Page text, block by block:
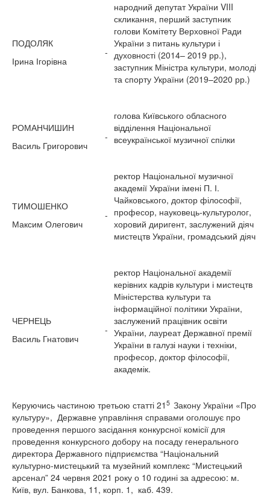
ПОДОЛЯК
Ірина Ігорівна
-
народний депутат України VIII
скликання, перший заступник
голови Комітету Верховної Ради
України з питань культури і
духовності (2014– 2019 рр.),
заступник Міністра культури, молоді
та спорту України (2019–2020 рр.)
РОМАНЧИШИН
Василь Григорович
-
голова Київського обласного
відділення Національної
всеукраїнської музичної спілки
ТИМОШЕНКО
Максим Олегович
-
ректор Національної музичної
академії України імені П. І.
Чайковського, доктор філософії,
професор, науковець-культуролог,
хоровий диригент, заслужений діяч
мистецтв України, громадський діяч
ЧЕРНЕЦЬ
Василь Гнатович
-
ректор Національної академії
керівних кадрів культури і мистецтв
Міністерства культури та
інформаційної політики України,
заслужений працівник освіти
України, лауреат Державної премії
України в галузі науки і техніки,
професор, доктор філософії,
академік.
Керуючись частиною третьою статті 21 5 Закону України «Про
культуру», Державне управління справами оголошує про
проведення першого засідання конкурсної комісії для
проведення конкурсного добору на посаду генерального
директора Державного підприємства “Національний
культурно-мистецький та музейний комплекс “Мистецький
арсенал” 24 червня 2021 року о 10 годині за адресою: м.
Київ, вул. Банкова, 11, корп. 1, каб. 439.